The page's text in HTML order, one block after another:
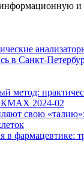
и
в Санкт-
метод:
2024-02
свою
фармацевтике: